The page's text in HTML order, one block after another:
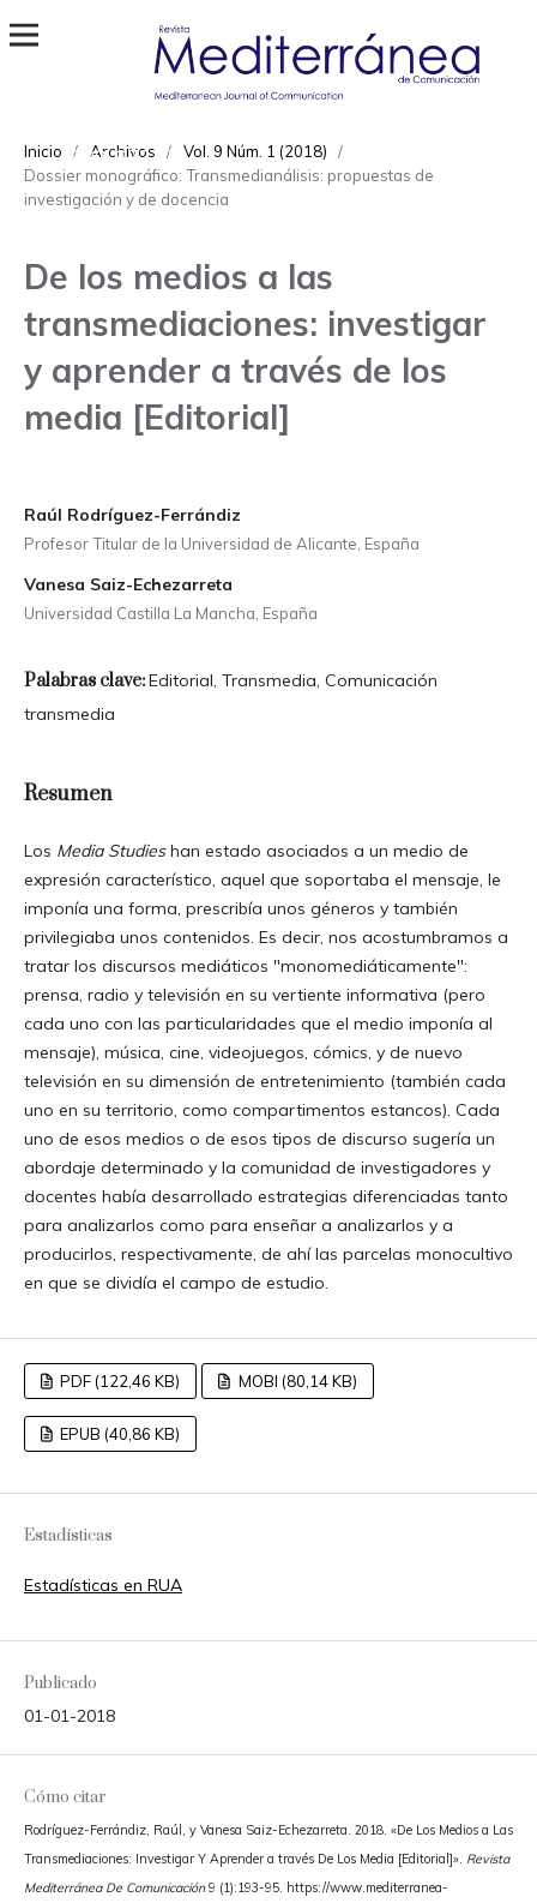
1989-872X
Inicio / Archivos / Vol. 9 Núm. 1 (2018)
/
Dossier monográfico: Transmedianálisis: propuestas de
investigación y de docencia
De los medios a las
transmediaciones: investigar
y aprender a través de los
media [Editorial]
Raúl Rodríguez-Ferrándiz
Profesor Titular de la Universidad de Alicante, España
Vanesa Saiz-Echezarreta
Universidad Castilla La Mancha, España
Palabras clave:Editorial, Transmedia, Comunicación
transmedia
Resumen
Los Media Studieshan estado asociados a un medio de
expresión característico, aquel que soportaba el mensaje, le
imponía una forma, prescribía unos géneros y también
privilegiaba unos contenidos. Es decir, nos acostumbramos a
tratar los discursos mediáticos "monomediáticamente":
prensa, radio y televisión en su vertiente informativa (pero
cada uno con las particularidades que el medio imponía al
mensaje), música, cine, videojuegos, cómics, y de nuevo
televisión en su dimensión de entretenimiento (también cada
uno en su territorio, como compartimentos estancos). Cada
uno de esos medios o de esos tipos de discurso sugería un
abordaje determinado y la comunidad de investigadores y
docentes había desarrollado estrategias diferenciadas tanto
para analizarlos como para enseñar a analizarlos y a
producirlos, respectivamente, de ahí las parcelas monocultivo
en que se dividía el campo de estudio.
PDF (122,46 KB) MOBI (80,14 KB)
EPUB (40,86 KB)
Estadísticas
Estadísticas en RUA
Publicado
01-01-2018
Cómo citar
Rodríguez-Ferrándiz, Raúl, y Vanesa Saiz-Echezarreta. 2018. «De Los Medios a Las
Transmediaciones: Investigar Y Aprender a través De Los Media [Editorial]». Revista
Mediterránea De Comunicación9 (1):193-95. https://www.mediterranea-